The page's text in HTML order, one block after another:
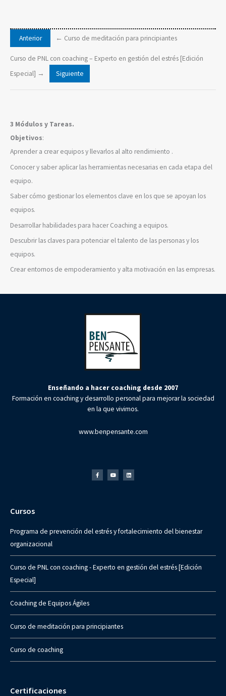
Curso de meditación para principiantes
Curso de PNL con coaching – Experto en gestión del estrés [Edición
Especial]
3 Módulos y Tareas.
Objetivos:
Aprender a crear equipos y llevarlos al alto rendimiento .
Conocer y saber aplicar las herramientas necesarias en cada etapa del
equipo.
Saber cómo gestionar los elementos clave en los que se apoyan los
equipos.
Desarrollar habilidades para hacer Coaching a equipos.
Descubrir las claves para potenciar el talento de las personas y los
equipos.
Crear entornos de empoderamiento y alta motivación en las empresas.
Enseñando a hacer coaching desde 2007
Formación en coaching y desarrollo personal para mejorar la sociedad
en la que vivimos.
www.benpensante.com
Cursos
Programa de prevención del estrés y fortalecimiento del bienestar
organizacional
Curso de PNL con coaching - Experto en gestión del estrés [Edición
Especial]
Coaching de Equipos Ágiles
Curso de meditación para principiantes
Curso de coaching
Certificaciones